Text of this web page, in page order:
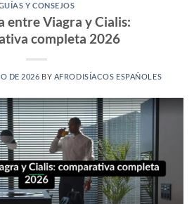
Y CONSEJOS
entre Viagra y Cialis:
completa 2026
DE 2026 BY AFRODISÍACOS ESPAÑOLES